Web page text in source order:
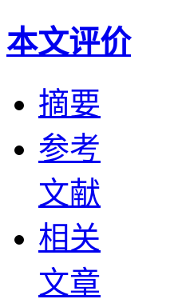
本文评价
摘要
参考
文献
相关
文章